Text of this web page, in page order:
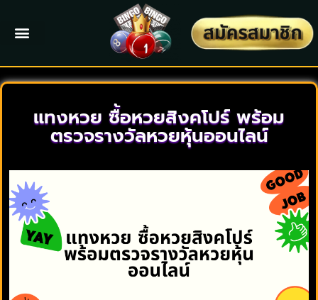
แทงหวย ซื้อหวยสิงคโปร์ พร้อม
ตรวจรางวัลหวยหุ้นออนไลน์